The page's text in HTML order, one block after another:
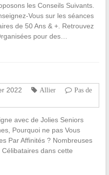
les Conseils Suivants.
Vous sur les séances
de 50 Ans & +. Retrouvez
pour des…
2022 Allier
Pas de
avec de Jolies Seniors
Pourquoi ne pas Vous
Par Affinités ? Nombreuses
dans cette